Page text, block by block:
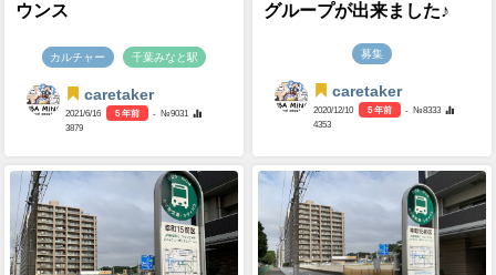
ウンス
カルチャー 千葉みなと駅
caretaker
2021/6/16 5 年前
- №9031
3879
グループが出来ました♪
募集
caretaker
2020/12/10 5 年前
- №8333
4353